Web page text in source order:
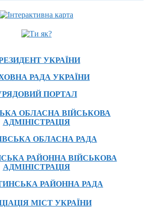
УКРАЇНИ
РАДА УКРАЇНИ
ПОРТАЛ
ОБЛАСНА ВІЙСЬКОВА
АДМІНІСТРАЦІЯ
ОБЛАСНА РАДА
РАЙОННА ВІЙСЬКОВА
АДМІНІСТРАЦІЯ
РАЙОННА РАДА
МІСТ УКРАЇНИ